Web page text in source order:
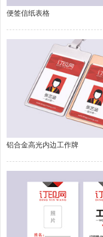
便签信纸表格
铝合金高光内边工作牌